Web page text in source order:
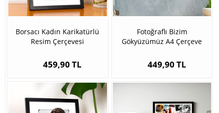
Borsacı Kadın Karikatürlü
Resim Çerçevesi
459,90 TL
Fotoğraflı Bizim
Gökyüzümüz A4 Çerçeve
449,90 TL